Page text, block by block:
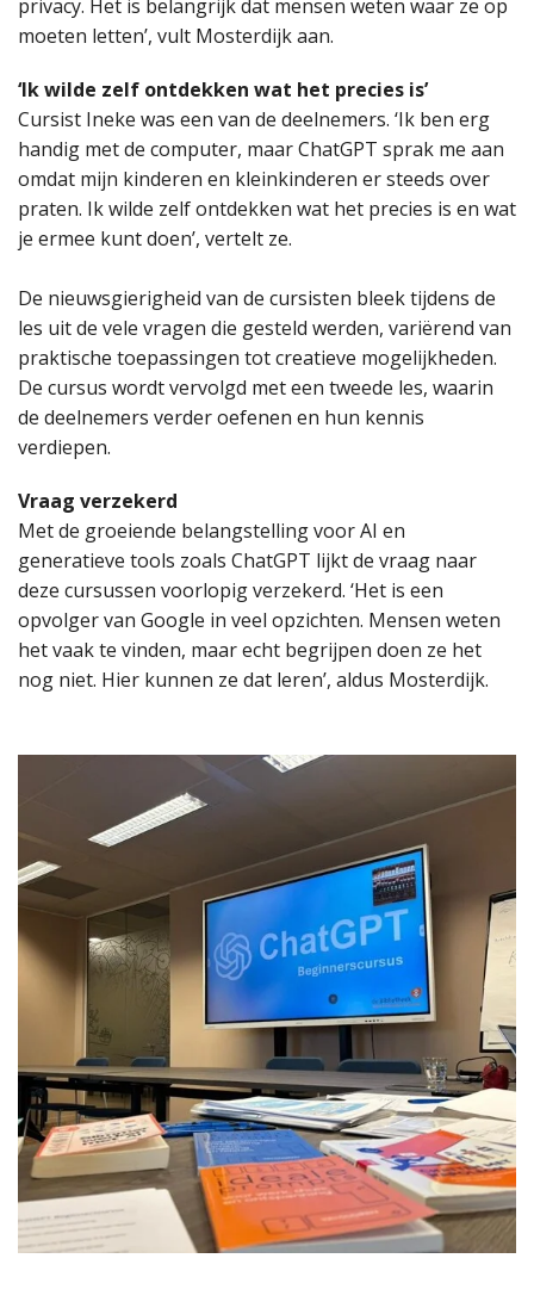
privacy. Het is belangrijk dat mensen weten waar ze op
moeten letten’, vult Mosterdijk aan.
‘Ik wilde zelf ontdekken wat het precies is’
Cursist Ineke was een van de deelnemers. ‘Ik ben erg
handig met de computer, maar ChatGPT sprak me aan
omdat mijn kinderen en kleinkinderen er steeds over
praten. Ik wilde zelf ontdekken wat het precies is en wat
je ermee kunt doen’, vertelt ze.
De nieuwsgierigheid van de cursisten bleek tijdens de
les uit de vele vragen die gesteld werden, variërend van
praktische toepassingen tot creatieve mogelijkheden.
De cursus wordt vervolgd met een tweede les, waarin
de deelnemers verder oefenen en hun kennis
verdiepen.
Vraag verzekerd
Met de groeiende belangstelling voor AI en
generatieve tools zoals ChatGPT lijkt de vraag naar
deze cursussen voorlopig verzekerd. ‘Het is een
opvolger van Google in veel opzichten. Mensen weten
het vaak te vinden, maar echt begrijpen doen ze het
nog niet. Hier kunnen ze dat leren’, aldus Mosterdijk.